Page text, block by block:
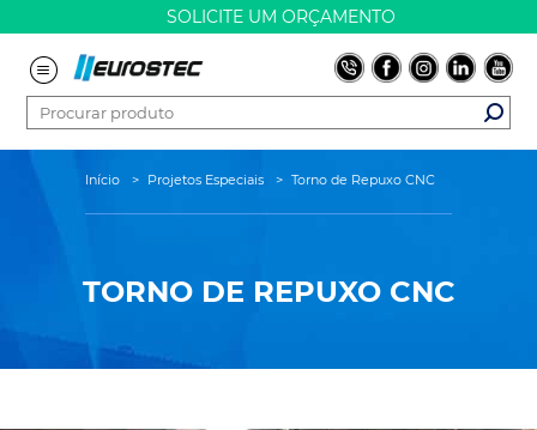
SOLICITE UM ORÇAMENTO
Início > Projetos Especiais > Torno de Repuxo CNC
TORNO DE REPUXO CNC